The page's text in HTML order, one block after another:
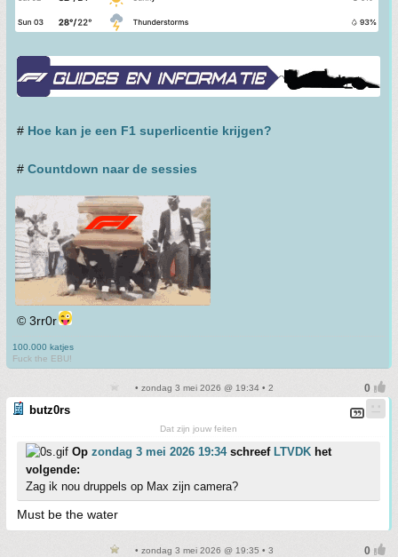
# Hoe kan je een F1 superlicentie krijgen?
# Countdown naar de sessies
© 3rr0r
100.000 katjes
Fuck the EBU!
• zondag 3 mei 2026 @ 19:34 • 2
butz0rs
Dat zijn jouw feiten
Op zondag 3 mei 2026 19:34schreef LTVDK het
volgende:
Zag ik nou druppels op Max zijn camera?
Must be the water
• zondag 3 mei 2026 @ 19:35 • 3